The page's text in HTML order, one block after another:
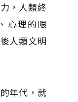
，人類終
心理的限
人類文明
年代，就